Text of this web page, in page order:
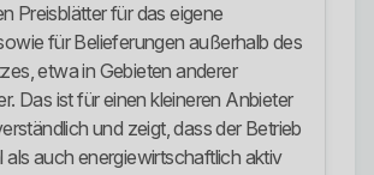
Preisblätter für das eigene
für Belieferungen außerhalb des
etwa in Gebieten anderer
Das ist für einen kleineren Anbieter
und zeigt, dass der Betrieb
als auch energiewirtschaftlich aktiv